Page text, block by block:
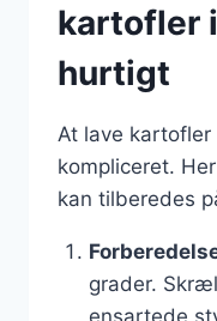
kartofler
hurtigt
At lave
kompliceret.
kan tilberedes
grader.
ensartede